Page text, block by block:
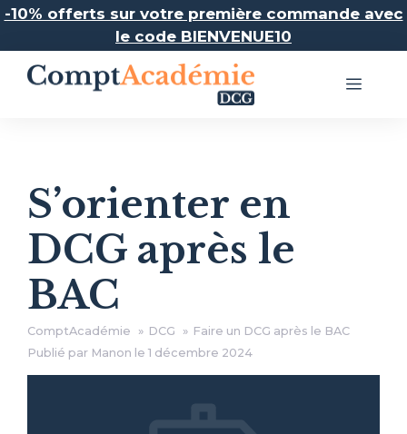
Aller
contenu
-10% offerts sur votre première commande avec
le code BIENVENUE10
Menu
S’orienter en
DCG après le
BAC
ComptAcadémie DCG
Faire un DCG après le BAC
Publié par Manon le 1 décembre 2024